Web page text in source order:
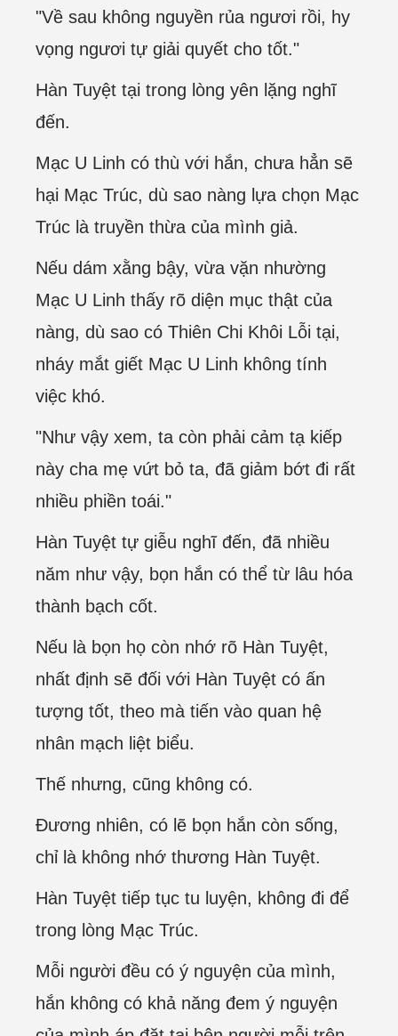
"Về sau không nguyền rủa ngươi rồi, hy
vọng ngươi tự giải quyết cho tốt."
Hàn Tuyệt tại trong lòng yên lặng nghĩ
đến.
Mạc U Linh có thù với hắn, chưa hẳn sẽ
hại Mạc Trúc, dù sao nàng lựa chọn Mạc
Trúc là truyền thừa của mình giả.
Nếu dám xằng bậy, vừa vặn nhường
Mạc U Linh thấy rõ diện mục thật của
nàng, dù sao có Thiên Chi Khôi Lỗi tại,
nháy mắt giết Mạc U Linh không tính
việc khó.
"Như vậy xem, ta còn phải cảm tạ kiếp
này cha mẹ vứt bỏ ta, đã giảm bớt đi rất
nhiều phiền toái."
Hàn Tuyệt tự giễu nghĩ đến, đã nhiều
năm như vậy, bọn hắn có thể từ lâu hóa
thành bạch cốt.
Nếu là bọn họ còn nhớ rõ Hàn Tuyệt,
nhất định sẽ đối với Hàn Tuyệt có ấn
tượng tốt, theo mà tiến vào quan hệ
nhân mạch liệt biểu.
Thế nhưng, cũng không có.
Đương nhiên, có lẽ bọn hắn còn sống,
chỉ là không nhớ thương Hàn Tuyệt.
Hàn Tuyệt tiếp tục tu luyện, không đi để
trong lòng Mạc Trúc.
Mỗi người đều có ý nguyện của mình,
hắn không có khả năng đem ý nguyện